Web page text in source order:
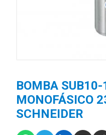
BOMBA
MONOFÁSICO
SCHNEIDER